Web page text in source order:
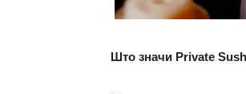
Што значи Private